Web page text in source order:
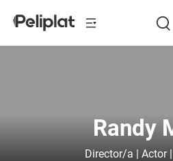
Randy
Director/a | Actor